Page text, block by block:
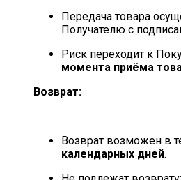
Передача товара
Получателю с
Риск переходит к
момента приёма
Возврат:
Возврат возможен в
календарных дней.